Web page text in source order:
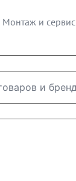
Монтаж и сервис